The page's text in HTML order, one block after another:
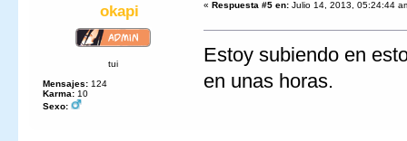
okapi
tui
Mensajes: 124
Karma: 10
Sexo:
« Respuesta #5 en: Julio 14, 2013, 05:24:44
Estoy subiendo en
en unas horas.